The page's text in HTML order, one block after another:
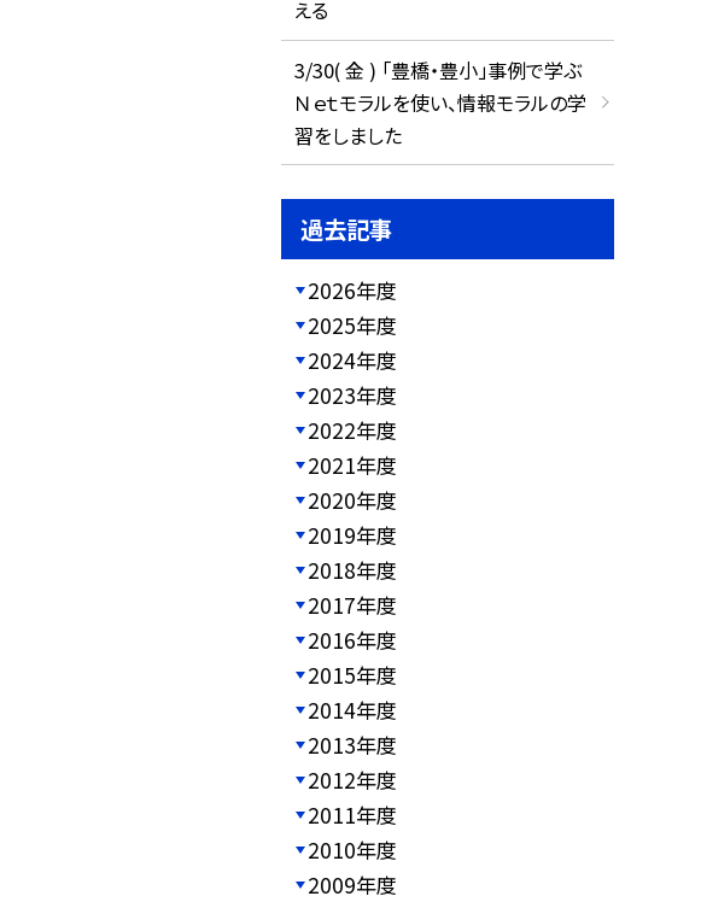
える
3/30( 金 ) 「豊橋・豊小」事例で学ぶ
Ｎｅｔモラルを使い、情報モラルの学
習をしました
過去記事
2026年度
2025年度
2024年度
2023年度
2022年度
2021年度
2020年度
2019年度
2018年度
2017年度
2016年度
2015年度
2014年度
2013年度
2012年度
2011年度
2010年度
2009年度